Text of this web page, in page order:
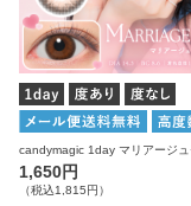
1,650円
（税込1,815円）